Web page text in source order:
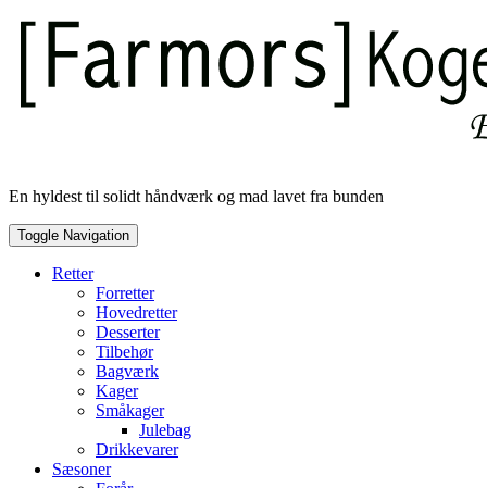
Skip
content
En hyldest til solidt håndværk og mad lavet fra bunden
Toggle Navigation
Retter
Forretter
Hovedretter
Desserter
Tilbehør
Bagværk
Kager
Småkager
Julebag
Drikkevarer
Sæsoner